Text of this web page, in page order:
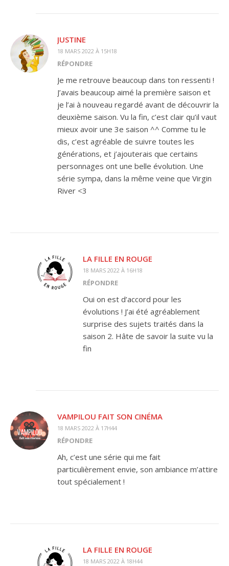
JUSTINE
18 MARS 2022 À 15H18
RÉPONDRE
Je me retrouve beaucoup dans ton ressenti !
J’avais beaucoup aimé la première saison et
je l’ai à nouveau regardé avant de découvrir la
deuxième saison. Vu la fin, c’est clair qu’il vaut
mieux avoir une 3e saison ^^ Comme tu le
dis, c’est agréable de suivre toutes les
générations, et j’ajouterais que certains
personnages ont une belle évolution. Une
série sympa, dans la même veine que Virgin
River <3
LA FILLE EN ROUGE
18 MARS 2022 À 16H18
RÉPONDRE
Oui on est d’accord pour les
évolutions ! J’ai été agréablement
surprise des sujets traités dans la
saison 2. Hâte de savoir la suite vu la
fin
VAMPILOU FAIT SON CINÉMA
18 MARS 2022 À 17H44
RÉPONDRE
Ah, c’est une série qui me fait
particulièrement envie, son ambiance m’attire
tout spécialement !
LA FILLE EN ROUGE
18 MARS 2022 À 18H44